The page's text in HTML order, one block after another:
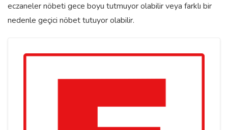
eczaneler nöbeti gece boyu tutmuyor olabilir veya farklı bir
nedenle geçici nöbet tutuyor olabilir.